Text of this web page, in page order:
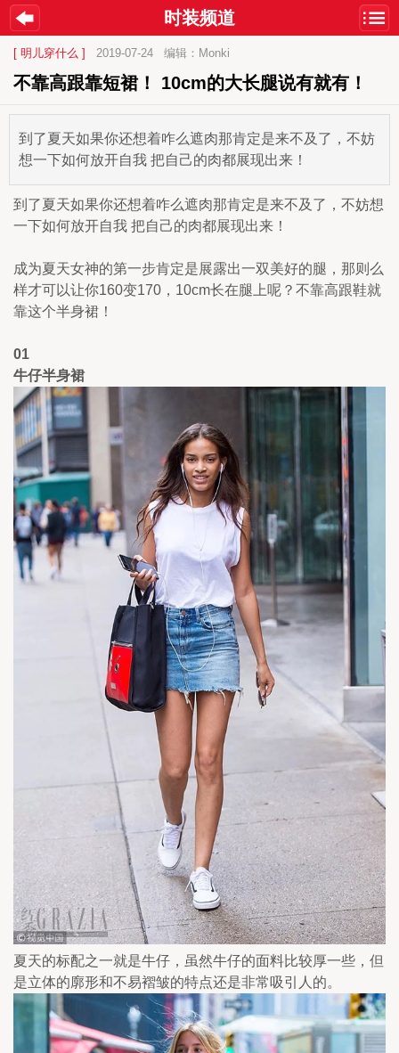
时装频道
[ 明儿穿什么 ] 2019-07-24 编辑：Monki
不靠高跟靠短裙！ 10cm的大长腿说有就有！
到了夏天如果你还想着咋么遮肉那肯定是来不及了，不妨
想一下如何放开自我 把自己的肉都展现出来！
到了夏天如果你还想着咋么遮肉那肯定是来不及了，不妨想
一下如何放开自我 把自己的肉都展现出来！
成为夏天女神的第一步肯定是展露出一双美好的腿，那则么
样才可以让你160变170，10cm长在腿上呢？不靠高跟鞋就
靠这个半身裙！
01
牛仔半身裙
夏天的标配之一就是牛仔，虽然牛仔的面料比较厚一些，但
是立体的廓形和不易褶皱的特点还是非常吸引人的。